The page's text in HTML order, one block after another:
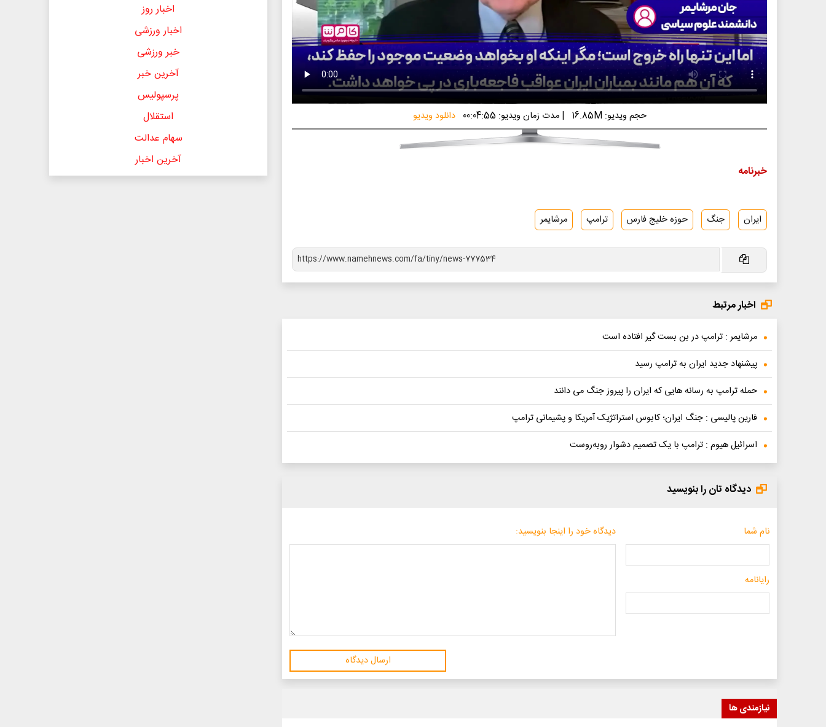
حجم ویدیو: 16.85M |مدت زمان ویدیو: 00:04:55 دانلود ویدیو
خبرنامه
ایران جنگ حوزه خلیج فارس ترامپ مرشایمر
اخبار مرتبط
مرشایمر : ترامپ در بن بست گیر افتاده است
پیشنهاد جدید ایران به ترامپ رسید
حمله ترامپ به رسانه هایی که ایران را پیروز جنگ می دانند
فارین پالیسی : جنگ ایران؛ کابوس استراتژیک آمریکا و پشیمانی ترامپ
اسرائیل هیوم : ترامپ با یک تصمیم دشوار روبه‌روست
دیدگاه تان را بنویسید
نام شما
رایانامه
دیدگاه خود را اینجا بنویسید:
ارسال دیدگاه
نیازمندی ها
اخبار روز
اخبار ورزشی
خبر ورزشی
آخرین خبر
پرسپولیس
استقلال
سهام عدالت
آخرین اخبار